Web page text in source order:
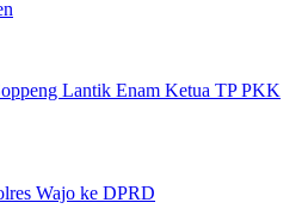
Lantik Enam Ketua TP PKK
Wajo ke DPRD